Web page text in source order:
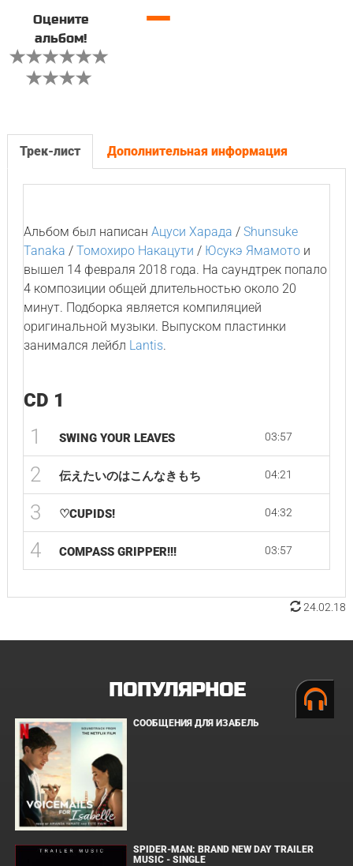
Оцените
альбом!
—
Трек-лист Дополнительная информация
Альбом был написан Ацуси Харада / Shunsuke
Tanaka / Томохиро Накацути / Юсукэ Ямамотои
вышел 14 февраля 2018 года. На саундтрек попало
4 композиции общей длительностью около 20
минут. Подборка является компиляцией
оригинальной музыки. Выпуском пластинки
занимался лейбл Lantis.
CD 1
1 SWING YOUR LEAVES 03:57
2 伝えたいのはこんなきもち 04:21
3 ♡CUPIDS! 04:32
4 COMPASS GRIPPER!!! 03:57
24.02.18
ПОПУЛЯРНОЕ
СООБЩЕНИЯ ДЛЯ ИЗАБЕЛЬ
SPIDER-MAN: BRAND NEW DAY TRAILER
MUSIC - SINGLE